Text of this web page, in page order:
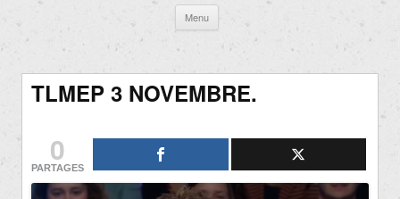
Menu
contenu
TLMEP 3 NOVEMBRE.
0
PARTAGES